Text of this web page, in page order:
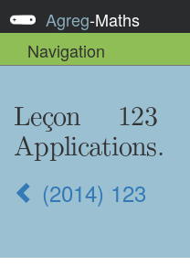
Agreg-Maths
Navigation
Leçon
Applications.
(2014) 123